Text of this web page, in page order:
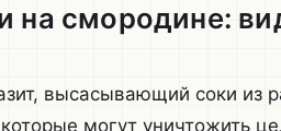
на смородине:
высасывающий соки из
могут уничтожить